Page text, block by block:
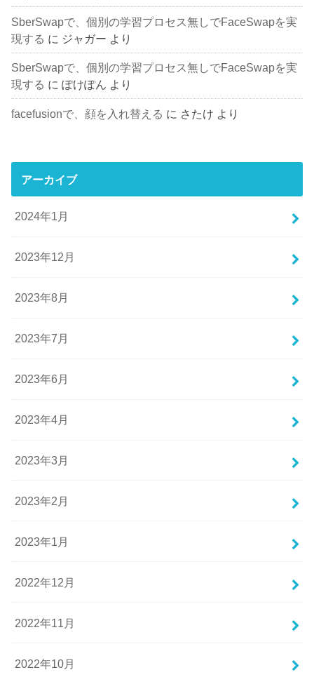
SberSwapで、個別の学習プロセス無しでFaceSwapを実
現する に ジャガー より
SberSwapで、個別の学習プロセス無しでFaceSwapを実
現する にぽけぽん より
facefusionで、顔を入れ替える に さたけ より
アーカイブ
2024年1月
2023年12月
2023年8月
2023年7月
2023年6月
2023年4月
2023年3月
2023年2月
2023年1月
2022年12月
2022年11月
2022年10月